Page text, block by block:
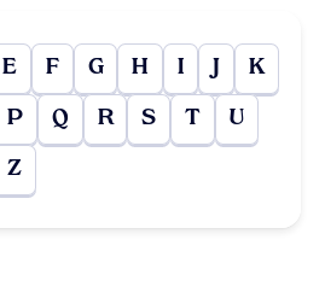
E F G H I J K
P Q R S T U
Z